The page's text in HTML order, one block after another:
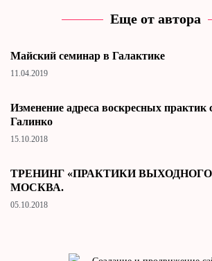
Еще от автора
Майский семинар в Галактике
11.04.2019
Изменение адреса воскресных практик
Галинко
15.10.2018
ТРЕНИНГ «ПРАКТИКИ ВЫХОДНОГО
МОСКВА.
05.10.2018